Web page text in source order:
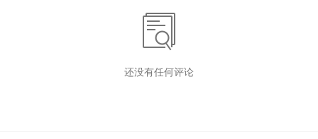
还没有任何评论